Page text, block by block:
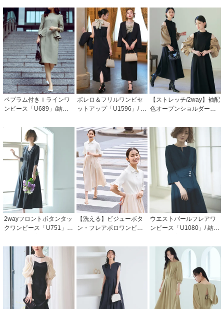
ペプラム付きＩラインワ
ンピース「U689」/結婚
お呼ばれ対応フォーマル
パーティードレス
ボレロ＆フリルワンピセ
ットアップ「U1596」/ 結
どお呼ばれ対応フォーマ
ルパーティードレス
【ストレッチ/2way】袖配
色オープンショルダー・
31」
2wayフロントボタンタッ
クワンピース「U751」/
などお呼ばれ対応フォー
マルパーティードレス
【洗える】ビジューボタ
ン・フレアポロワンピー
ウエストパールフレアワ
ンピース「U1080」/ 結婚
お呼ばれ対応フォーマル
パーティードレス